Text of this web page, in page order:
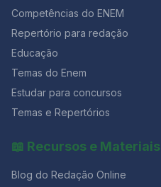
Competências do ENEM
Repertório para redação
Educação
Temas do Enem
Estudar para concursos
Temas e Repertórios
📖 Recursos e Materiais
Blog do Redação Online